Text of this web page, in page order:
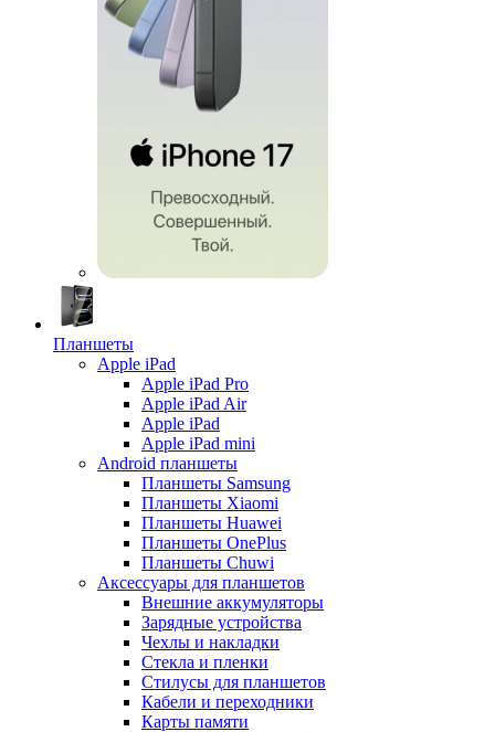
Планшеты
Apple iPad
Apple iPad Pro
Apple iPad Air
Apple iPad
Apple iPad mini
Android планшеты
Планшеты Samsung
Планшеты Xiaomi
Планшеты Huawei
Планшеты OnePlus
Планшеты Chuwi
Аксессуары для планшетов
Внешние аккумуляторы
Зарядные устройства
Чехлы и накладки
Стекла и пленки
Стилусы для планшетов
Кабели и переходники
Карты памяти